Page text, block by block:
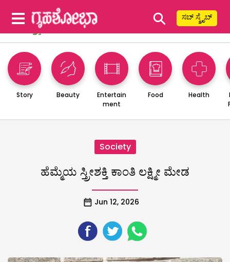
⚲ ಸಬ್ ಸ್ಕ್ರೈಬ್
Story Beauty
Entertain
ment
Food Health
Society
‌ಹೆಮ್ಮೆಯ ಸ್ತ್ರೀಶಕ್ತಿ ಕಾಂತಿ ಲಕ್ಷ್ಮೀ ಮೇಡ
Jun 12, 2026